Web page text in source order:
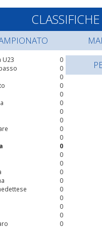
CLASSIFICHE
0
U23
0
0
0
0
0
0
0
0
0
0
0
0
0
0
0
0
0
0
0